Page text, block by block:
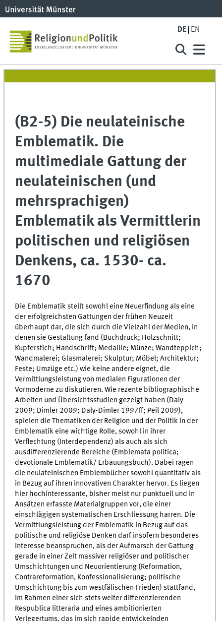
DE EN
(B2-5) Die neulateinische
Emblematik. Die
multimediale Gattung der
neulateinischen (und
mehrsprachigen)
Emblematik als Vermittlerin
politischen und religiösen
Denkens, ca. 1530- ca.
1670
Die Emblematik stellt sowohl eine Neuerfindung als eine
der erfolgreichsten Gattungen der frühen Neuzeit
überhaupt dar, die sich durch die Vielzahl der Medien, in
denen sie Gestaltung fand (Buchdruck; Holzschnitt;
Kupferstich; Handschrift; Medaille; Münze; Wandteppich;
Wandmalerei; Glasmalerei; Skulptur; Möbel; Architektur;
Feste; Umzüge etc.) wie keine andere eignet, die
Vermittlungsleistung von medialen Figurationen der
Vormoderne zu diskutieren. Wie rezente bibliographische
Arbeiten und Übersichtsstudien gezeigt haben (Daly
2009; Dimler 2009; Daly-Dimler 1997ff; Peil 2009),
spielen die Thematiken der Religion und der Politik in der
Emblematik eine wichtige Rolle, sowohl in ihrer
Verflechtung (Interdependenz) als auch als sich
ausdifferenzierende Bereiche (Emblemata politica;
devotionale Emblematik/ Erbauungsbuch). Dabei ragen
die neulateinischen Emblembücher sowohl quantitativ als
in Bezug auf ihren innovativen Charakter hervor. Es liegen
hier hochinteressante, bisher meist nur punktuell und in
Ansätzen erfasste Materialgruppen vor, die einer
einschlägigen systematischen Erschliessung harren. Die
Vermittlungsleistung der Emblematik in Bezug auf das
politische und religiöse Denken darf insofern besonderes
Interesse beanspruchen, als der Aufmarsch der Gattung
gerade in einer Zeit massiver religiöser und politischer
Umschichtungen und Neuorientierung (Reformation,
Contrareformation, Konfessionalisierung; politische
Umschichtung bis zum westfälischen Frieden) stattfand,
im Rahmen einer sich stets weiter differenzierenden
Respublica litteraria und eines ambitionierten
Verlegertums, das im sich rapide entwickelnden